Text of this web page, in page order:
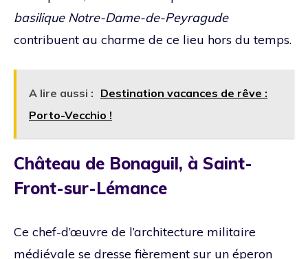
basilique Notre-Dame-de-Peyragude
contribuent au charme de ce lieu hors du temps.
A lire aussi : Destination vacances de rêve :
Porto-Vecchio !
Château de Bonaguil, à Saint-
Front-sur-Lémance
Ce chef-d’œuvre de l’architecture militaire
médiévale se dresse fièrement sur un éperon